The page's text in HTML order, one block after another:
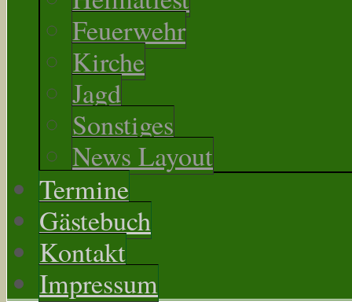
Feuerwehr
Kirche
Jagd
Sonstiges
News Layout
Termine
Gästebuch
Kontakt
Impressum